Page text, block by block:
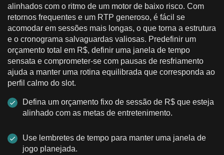
alinhados com o ritmo de um motor de baixo risco. Com
retornos frequentes e um RTP generoso, é fácil se
acomodar em sessões mais longas, o que torna a estrutura
e o cronograma salvaguardas valiosas. Predefinir um
orçamento total em R$, definir uma janela de tempo
sensata e comprometer-se com pausas de resfriamento
ajuda a manter uma rotina equilibrada que corresponda ao
perfil calmo do slot.
Defina um orçamento fixo de sessão de R$ que esteja
alinhado com as metas de entretenimento.
Use lembretes de tempo para manter uma janela de
jogo planejada.